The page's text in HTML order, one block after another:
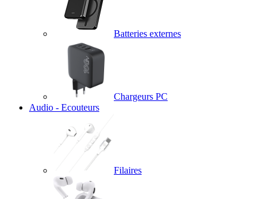
Batteries externes
Chargeurs PC
Audio - Ecouteurs
Filaires